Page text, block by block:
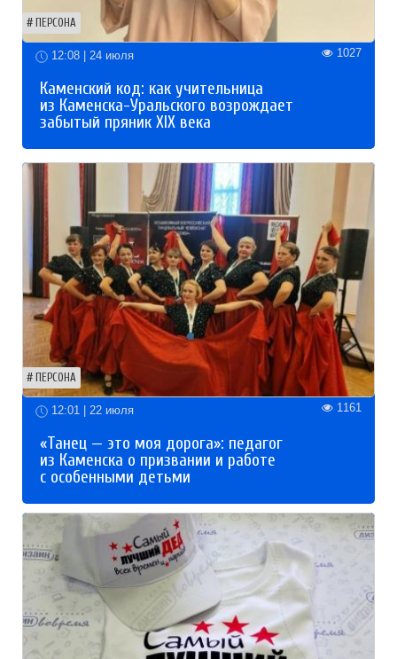
ПЕРСОНА
12:08 | 24 июля 1027
Каменский код: как учительница
из Каменска-Уральского возрождает
забытый пряник XIX века
ПЕРСОНА
12:01 | 22 июля 1161
«Танец — это моя дорога»: педагог
из Каменска о призвании и работе
с особенными детьми